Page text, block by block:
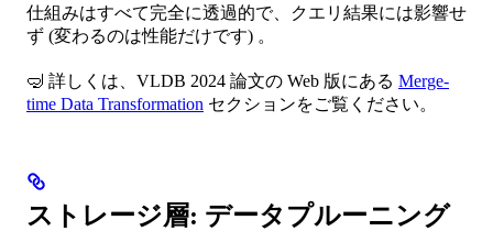
仕組みはすべて完全に透過的で、クエリ結果には影響せ
ず (変わるのは性能だけです) 。
🤿 詳しくは、VLDB 2024 論文の Web 版にある Merge-
time Data Transformation セクションをご覧ください。
ストレージ層: データプルーニング